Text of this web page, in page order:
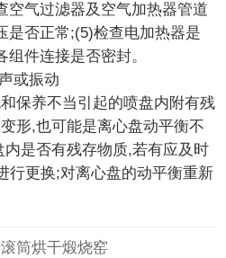
空气过滤器及空气加热器管道
是否正常;(5)检查电加热器是
件连接是否密封。
或振动
养不当引起的喷盘内附有残
形,也可能是离心盘动平衡不
是否有残存物质,若有应及时
行更换;对离心盘的动平衡重新
筒烘干煅烧窑